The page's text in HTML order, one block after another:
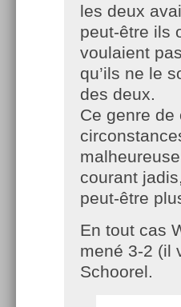
les deux
peut-être ils
voulaient
qu’ils ne le
des deux.
Ce genre
courant
peut-être
En tout cas
mené 3-2 (il
Schoorel.